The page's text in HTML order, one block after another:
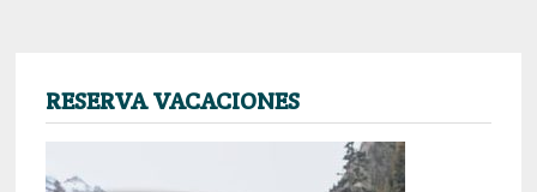
RESERVA VACACIONES